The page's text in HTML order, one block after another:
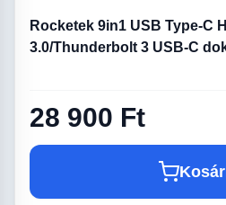
Rocketek 9in1 USB Type-C
3.0/Thunderbolt 3 USB-C
28 900 Ft